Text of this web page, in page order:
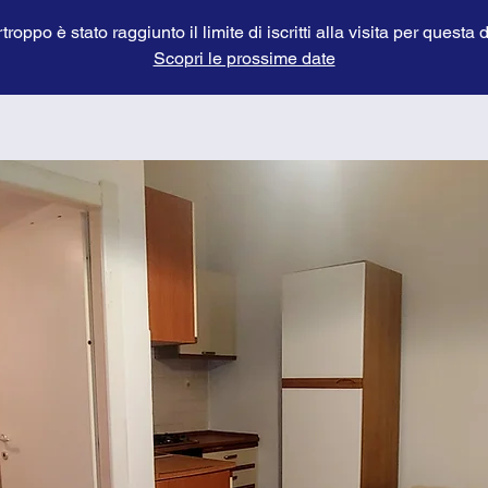
è stato raggiunto il limite di iscritti alla visita per questa
Scopri le prossime date